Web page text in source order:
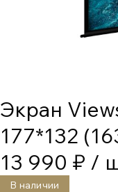
Экран
177*132
13 990 ₽ /
В наличии